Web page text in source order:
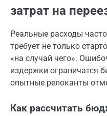
затрат на
Реальные расходы
требует не только
«на случай чего».
издержки ограничатся
опытные релоканты
Как рассчитать